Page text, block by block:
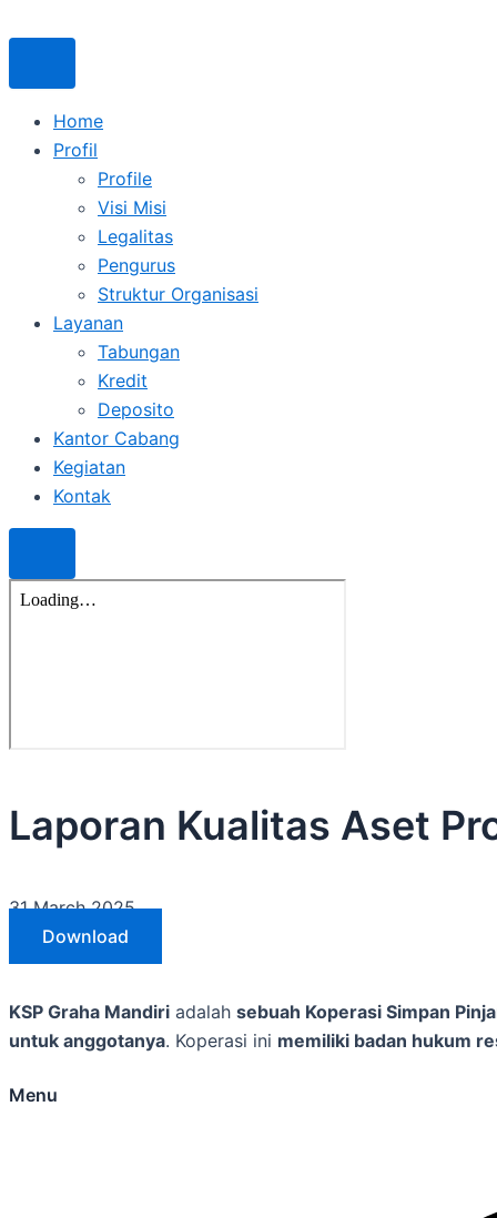
to
Home
Profil
Profile
Visi Misi
Legalitas
Pengurus
Struktur Organisasi
Layanan
Tabungan
Kredit
Deposito
Kantor Cabang
Kegiatan
Kontak
Laporan Kualitas Aset
31 March 2025
Download
KSP Graha Mandiri adalah sebuah Koperasi Simpan
untuk anggotanya. Koperasi ini memiliki badan hukum
Menu